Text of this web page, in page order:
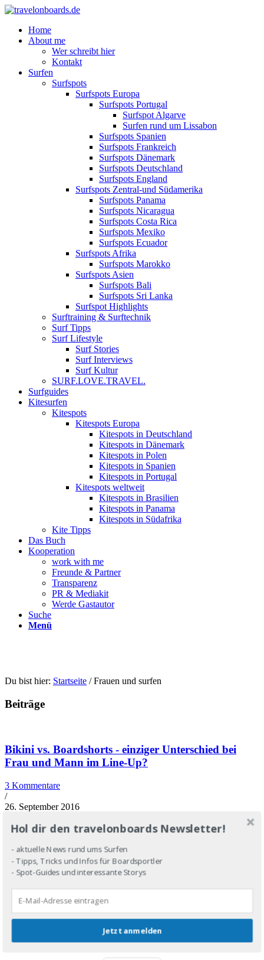
Home
About me
Wer schreibt hier
Kontakt
Surfen
Surfspots
Surfspots Europa
Surfspots Portugal
Surfspot Algarve
Surfen rund um Lissabon
Surfspots Spanien
Surfspots Frankreich
Surfspots Dänemark
Surfspots Deutschland
Surfspots England
Surfspots Zentral-und Südamerika
Surfspots Panama
Surfspots Nicaragua
Surfspots Costa Rica
Surfspots Mexiko
Surfspots Ecuador
Surfspots Afrika
Surfspots Marokko
Surfspots Asien
Surfspots Bali
Surfspots Sri Lanka
Surfspot Highlights
Surftraining & Surftechnik
Surf Tipps
Surf Lifestyle
Surf Stories
Surf Interviews
Surf Kultur
SURF.LOVE.TRAVEL.
Surfguides
Kitesurfen
Kitespots
Kitespots Europa
Kitespots in Deutschland
Kitespots in Dänemark
Kitespots in Polen
Kitespots in Spanien
Kitespots in Portugal
Kitespots weltweit
Kitespots in Brasilien
Kitespots in Panama
Kitespots in Südafrika
Kite Tipps
Das Buch
Kooperation
work with me
Freunde & Partner
Transparenz
PR & Mediakit
Werde Gastautor
Suche
Menü
Du bist hier: Startseite / Frauen und surfen
Beiträge
Bikini vs. Boardshorts - einziger Unterschied bei
Frau und Mann im Line-Up?
3 Kommentare
/
26. September 2016
Bikini oder Boardshorts? Frau oder Mann? Wer hat die Hosen an in
der Surfwelt? Eine Frage, die im Line-Up eigentlich keine sein sollte
https://www.travelonboards.de/wp-content/uploads/2016/10/Pana-
Start.jpg 898 1500 Stefan Heinrich
https://www.travelonboards.de/wp-
09-26 16:54:252018-03-22 22:14:14Bikini vs. Boardshorts -
einziger Unterschied bei Frau und Mann im Line-Up?
Hol dir den travelonboards Newsletter!
- aktuelle News rund ums Surfen
- Tipps, Tricks und Infos für Boardsportler
- Spot-Guides und interessante Storys
Jetzt anmelden